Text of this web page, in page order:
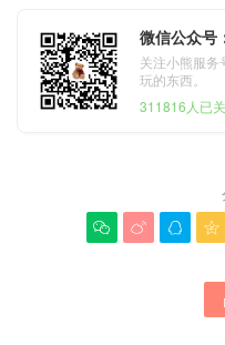
微信公众号
关注小熊服务
玩的东西。
311816人已
   